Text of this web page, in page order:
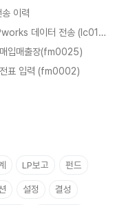
이력
LP보고 - LPworks 데이터 전송 (lc0102)
입매출장(fm0025)
표 입력 (fm0002)
LP보고 펀드
설정 결성